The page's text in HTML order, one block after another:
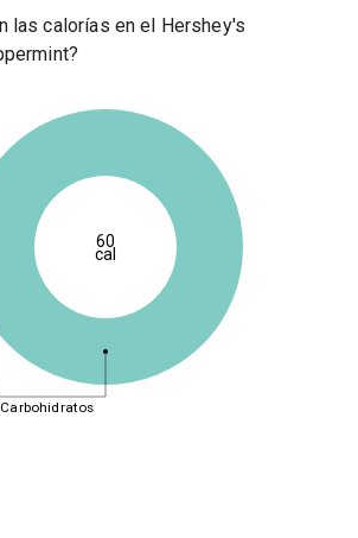
las calorías en el Hershey's
60
cal